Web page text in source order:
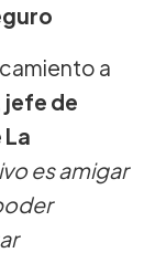
a
de
es amigar